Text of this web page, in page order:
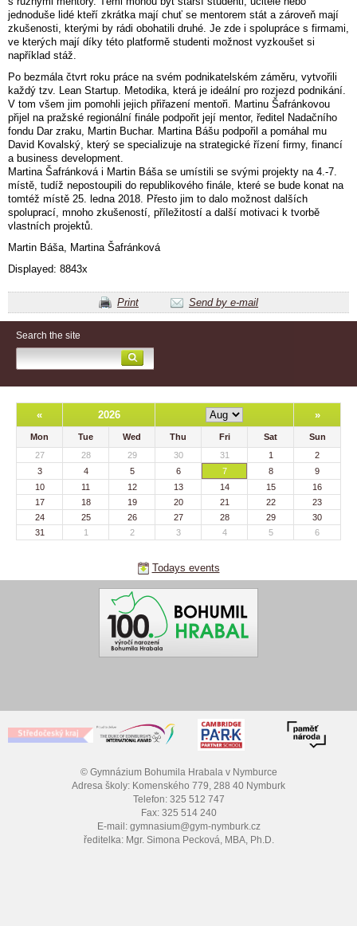
jednoduše lidé kteří zkrátka mají chuť se mentorem stát a zároveň mají
zkušenosti, kterými by rádi obohatili druhé. Je zde i spolupráce s firmami,
ve kterých mají díky této platformě studenti možnost vyzkoušet si
například stáž.
Po bezmála čtvrt roku práce na svém podnikatelském záměru, vytvořili
každý tzv. Lean Startup. Metodika, která je ideální pro rozjezd podnikání.
V tom všem jim pomohli jejich přiřazení mentoři. Martinu Šafránkovou
přijel na pražské regionální finále podpořit její mentor, ředitel Nadačního
fondu Dar zraku, Martin Buchar. Martina Bášu podpořil a pomáhal mu
David Kovalský, který se specializuje na strategické řízení firmy, financí
a business development.
Martina Šafránková i Martin Báša se umístili se svými projekty na 4.-7.
místě, tudíž nepostoupili do republikového finále, které se bude konat na
tomtéž místě 25. ledna 2018. Přesto jim to dalo možnost dalších
spoluprací, mnoho zkušeností, příležitostí a další motivaci k tvorbě
vlastních projektů.
Martin Báša, Martina Šafránková
Displayed: 8843x
Print Send by e-mail
Search the site
« 2026 »
Mon Tue Wed Thu Fri Sat
Sun
27
28 29 30 31 1
2
3
4 5 6 7 8
9
10
11 12 13 14 15
16
17
18 19 20 21 22
23
24
25 26 27 28 29
30
31
1 2 3 4 5 6
Todays events
© Gymnázium Bohumila Hrabala v Nymburce
Adresa školy: Komenského 779, 288 40 Nymburk
Telefon: 325 512 747
Fax: 325 514 240
E-mail: gymnasium@gym-nymburk.cz
ředitelka: Mgr. Simona Pecková, MBA, Ph.D.